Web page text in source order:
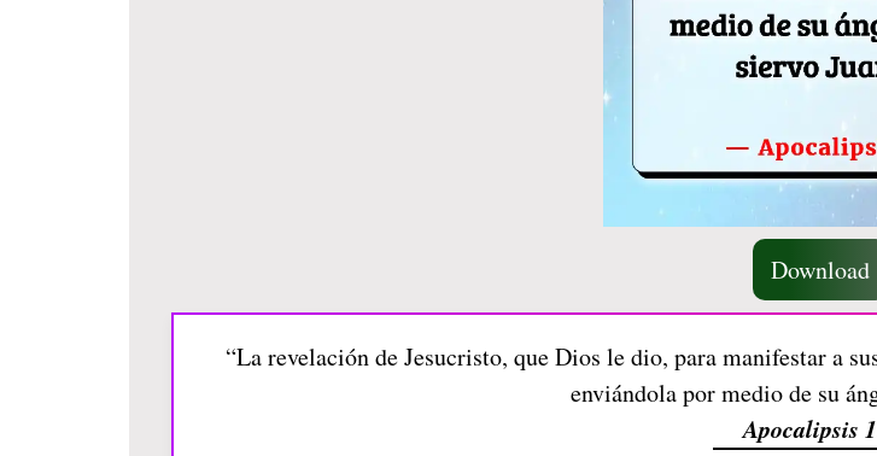
Download
“La revelación de Jesucristo, que Dios le dio, para manifestar a
enviándola por medio de su
Apocalipsis